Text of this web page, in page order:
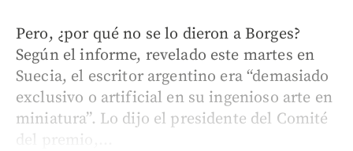
Pero, ¿por qué no se lo dieron a Borges?
Según el informe, revelado este martes en
Suecia, el escritor argentino era “demasiado
exclusivo o artificial en su ingenioso arte en
miniatura”. Lo dijo el presidente del Comité
del premio,...